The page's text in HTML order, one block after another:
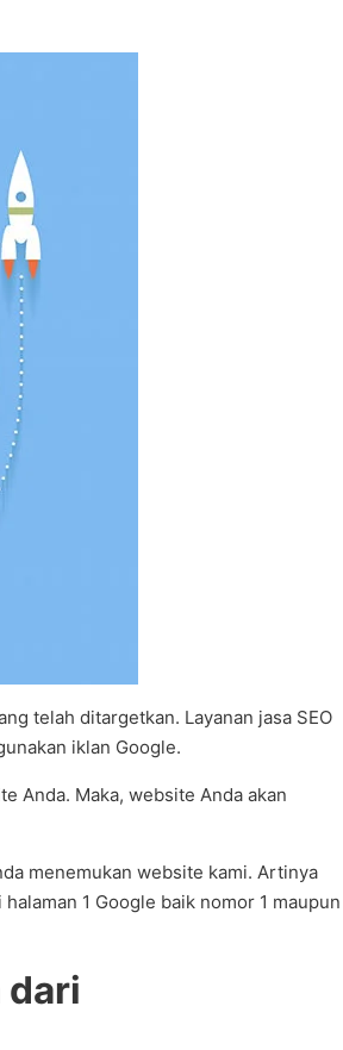
telah ditargetkan. Layanan jasa SEO
iklan Google.
Anda. Maka, website Anda akan
menemukan website kami. Artinya
1 Google baik nomor 1 maupun
dari